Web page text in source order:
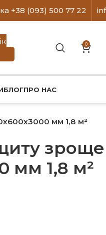
+38 (093) 500 77 22
0
БЛОГПРО НАС
мм 1,8 м²
мм 1,8 м²